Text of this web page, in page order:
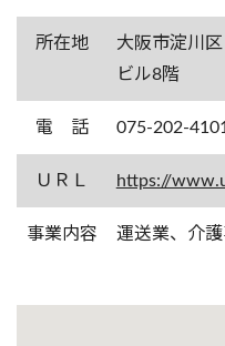
所在地
大阪市淀川
ビル8階
電 話 075-202-4101
ＵＲＬ https://
事業内容 運送業、介